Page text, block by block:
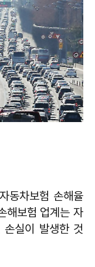
동차보험 손해율
해보험 업계는 자
실이 발생한 것